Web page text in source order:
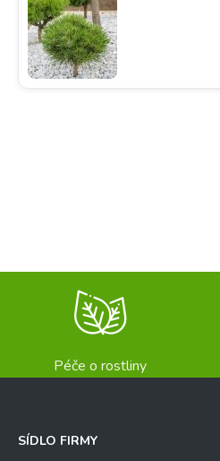
Péče o rostliny
SÍDLO FIRMY